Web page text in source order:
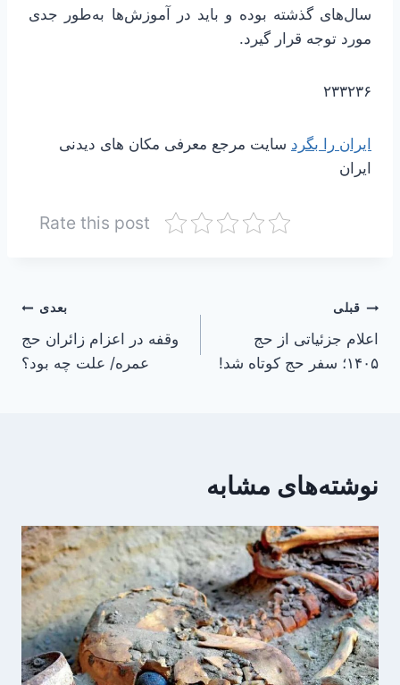
سال‌های گذشته بوده و باید در آموزش‌ها به‌طور جدی
مورد توجه قرار گیرد.
۲۳۳۲۳۶
ایران را بگرد سایت مرجع معرفی مکان های دیدنی
ایران
Rate this post
راهبری
نوشته
قبلی
اعلام جزئیاتی از حج
۱۴۰۵؛ سفر حج کوتاه شد!
بعدی
وقفه در اعزام زائران حج
عمره/ علت چه بود؟
نوشته‌های مشابه